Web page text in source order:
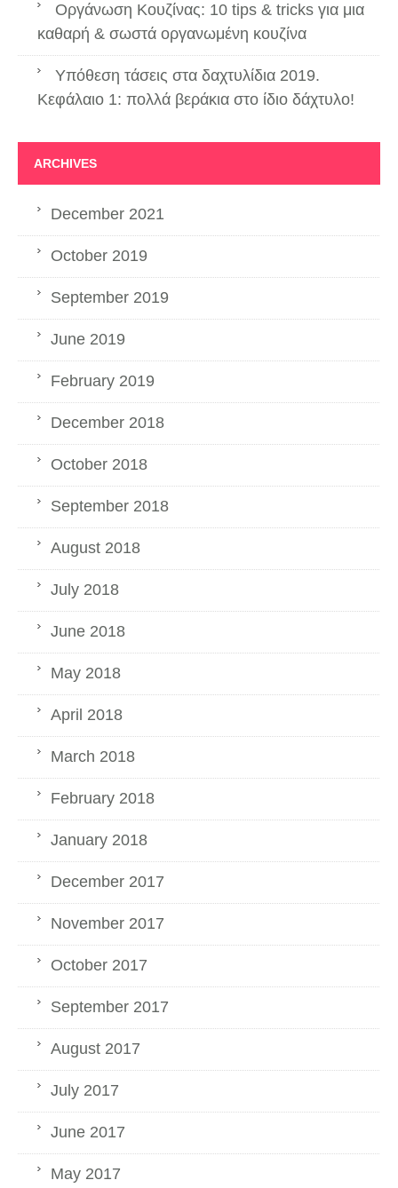
Οργάνωση Κουζίνας: 10 tips & tricks για μια
καθαρή & σωστά οργανωμένη κουζίνα
Υπόθεση τάσεις στα δαχτυλίδια 2019.
Κεφάλαιο 1: πολλά βεράκια στο ίδιο δάχτυλο!
ARCHIVES
December 2021
October 2019
September 2019
June 2019
February 2019
December 2018
October 2018
September 2018
August 2018
July 2018
June 2018
May 2018
April 2018
March 2018
February 2018
January 2018
December 2017
November 2017
October 2017
September 2017
August 2017
July 2017
June 2017
May 2017